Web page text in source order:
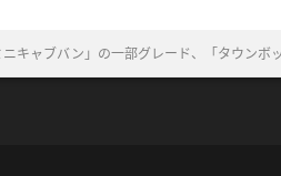
キャブバン」の一部グレード、「タウンボ